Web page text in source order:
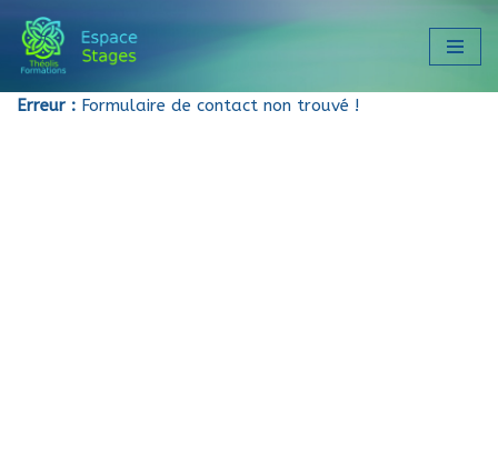
Aller
contenu
Erreur : Formulaire de contact non trouvé !